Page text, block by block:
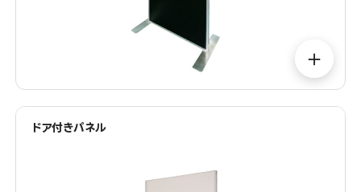
＋
ドア付きパネル